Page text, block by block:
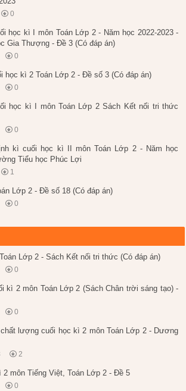
0
học kì I môn Toán Lớp 2 - Năm học 2022-2023 -
Gia Thượng - Đề 3 (Có đáp án)
0
học kì 2 Toán Lớp 2 - Đề số 3 (Có đáp án)
0
học kì I môn Toán Lớp 2 Sách Kết nối tri thức
0
kì cuối học kì II môn Toán Lớp 2 - Năm học
Tiểu học Phúc Lợi
1
Lớp 2 - Đề số 18 (Có đáp án)
0
Lớp 2 - Sách Kết nối tri thức (Có đáp án)
0
kì 2 môn Toán Lớp 2 (Sách Chân trời sáng tạo) -
0
lượng cuối học kì 2 môn Toán Lớp 2 - Dương
2
môn Tiếng Việt, Toán Lớp 2 - Đề 5
0